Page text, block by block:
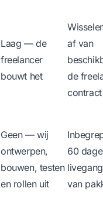
Laag — de
freelancer
bouwt het
af van
de
contract
Geen — wij
ontwerpen,
bouwen, testen
en rollen uit
60
van